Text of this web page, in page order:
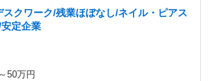
クワーク/残業ほぼなし/ネイル・ピアス
定企業
50万円